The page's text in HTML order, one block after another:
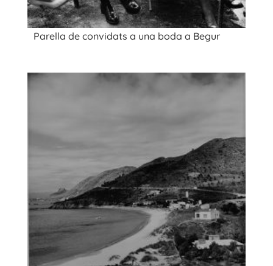
Parella de convidats a una boda a Begur